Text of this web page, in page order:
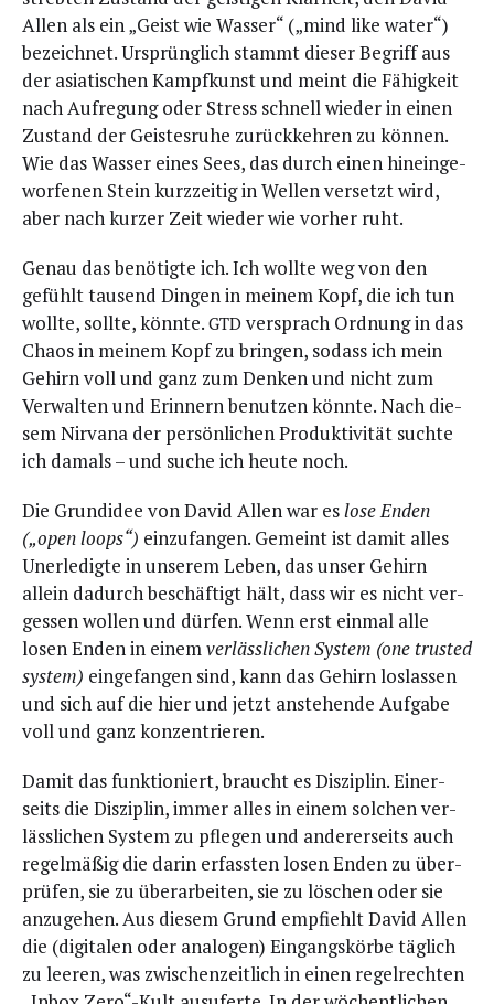
Allen als ein „Geist wie Was­ser“ („mind like water“)
bezeich­net. Ursprüng­lich stammt die­ser Begriff aus
der asia­ti­schen Kampf­kunst und meint die Fähig­keit
nach Auf­re­gung oder Stress schnell wie­der in einen
Zustand der Geis­tes­ru­he zurück­keh­ren zu kön­nen.
Wie das Was­ser eines Sees, das durch einen hin­ein­ge­
wor­fe­nen Stein kurz­zei­tig in Wel­len ver­setzt wird,
aber nach kur­zer Zeit wie­der wie vor­her ruht.
Genau das benö­tig­te ich. Ich woll­te weg von den
gefühlt tau­send Din­gen in mei­nem Kopf, die ich tun
woll­te, soll­te, könn­te. GTD ver­sprach Ord­nung in das
Cha­os in mei­nem Kopf zu brin­gen, sodass ich mein
Gehirn voll und ganz zum Den­ken und nicht zum
Ver­wal­ten und Erin­nern benut­zen könn­te. Nach die­
sem Nir­va­na der per­sön­li­chen Pro­duk­ti­vi­tät such­te
ich damals – und suche ich heu­te noch.
Die Grund­idee von David Allen war eslose Enden
(„open loops“) ein­zu­fan­gen. Gemeint ist damit alles
Uner­le­dig­te in unse­rem Leben, das unser Gehirn
allein dadurch beschäf­tigt hält, dass wir es nicht ver­
ges­sen wol­len und dür­fen. Wenn erst ein­mal alle
losen Enden in einemver­läss­li­chen Sys­tem (one trus­ted
sys­tem) ein­ge­fan­gen sind, kann das Gehirn los­las­sen
und sich auf die hier und jetzt anste­hen­de Auf­ga­be
voll und ganz konzentrieren.
Damit das funk­tio­niert, braucht es Dis­zi­plin. Einer­
seits die Dis­zi­plin, immer alles in einem sol­chen ver­
läss­li­chen Sys­tem zu pfle­gen und ande­rer­seits auch
regel­mä­ßig die dar­in erfass­ten losen Enden zu über­
prü­fen, sie zu über­ar­bei­ten, sie zu löschen oder sie
anzu­ge­hen. Aus die­sem Grund emp­fiehlt David Allen
die (digi­ta­len oder ana­lo­gen) Ein­gangs­kör­be täg­lich
zu lee­ren, was zwi­schen­zeit­lich in einen regel­rech­ten